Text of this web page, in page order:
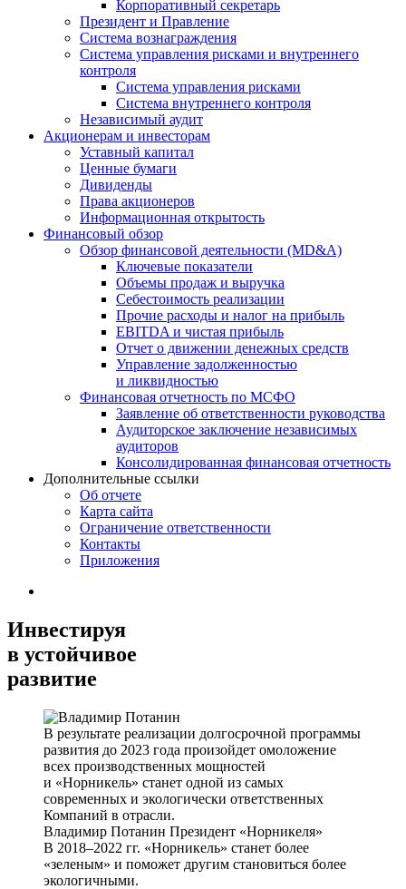
Корпоративный секретарь
Президент и Правление
Система вознаграждения
Система управления рисками и внутреннего
контроля
Система управления рисками
Система внутреннего контроля
Независимый аудит
Акционерам и инвесторам
Уставный капитал
Ценные бумаги
Дивиденды
Права акционеров
Информационная открытость
Финансовый обзор
Обзор финансовой деятельности (MD&A)
Ключевые показатели
Объемы продаж и выручка
Себестоимость реализации
Прочие расходы и налог на прибыль
EBITDA и чистая прибыль
Отчет о движении денежных средств
Управление задолженностью
и ликвидностью
Финансовая отчетность по МСФО
Заявление об ответственности руководства
Аудиторское заключение независимых
аудиторов
Консолидированная финансовая отчетность
Дополнительные ссылки
Об отчете
Карта сайта
Ограничение ответственности
Контакты
Приложения
Инвестируя
в устойчивое
развитие
В результате реализации долгосрочной программы
развития до 2023 года произойдет омоложение
всех производственных мощностей
и «Норникель» станет одной из самых
современных и экологически ответственных
Компаний в отрасли.
Владимир Потанин Президент «Норникеля»
В 2018–2022 гг. «Норникель» станет более
«зеленым» и поможет другим становиться более
экологичными.